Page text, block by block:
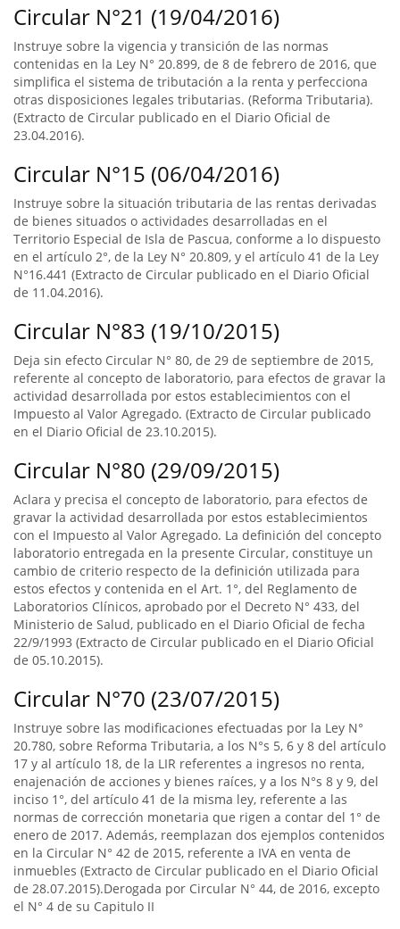
Circular N°21 (19/04/2016)
Instruye sobre la vigencia y transición de las normas
contenidas en la Ley N° 20.899, de 8 de febrero de 2016, que
simplifica el sistema de tributación a la renta y perfecciona
otras disposiciones legales tributarias. (Reforma Tributaria).
(Extracto de Circular publicado en el Diario Oficial de
23.04.2016).
Circular N°15 (06/04/2016)
Instruye sobre la situación tributaria de las rentas derivadas
de bienes situados o actividades desarrolladas en el
Territorio Especial de Isla de Pascua, conforme a lo dispuesto
en el artículo 2°, de la Ley N° 20.809, y el artículo 41 de la Ley
N°16.441 (Extracto de Circular publicado en el Diario Oficial
de 11.04.2016).
Circular N°83 (19/10/2015)
Deja sin efecto Circular N° 80, de 29 de septiembre de 2015,
referente al concepto de laboratorio, para efectos de gravar la
actividad desarrollada por estos establecimientos con el
Impuesto al Valor Agregado. (Extracto de Circular publicado
en el Diario Oficial de 23.10.2015).
Circular N°80 (29/09/2015)
Aclara y precisa el concepto de laboratorio, para efectos de
gravar la actividad desarrollada por estos establecimientos
con el Impuesto al Valor Agregado. La definición del concepto
laboratorio entregada en la presente Circular, constituye un
cambio de criterio respecto de la definición utilizada para
estos efectos y contenida en el Art. 1°, del Reglamento de
Laboratorios Clínicos, aprobado por el Decreto N° 433, del
Ministerio de Salud, publicado en el Diario Oficial de fecha
22/9/1993 (Extracto de Circular publicado en el Diario Oficial
de 05.10.2015).
Circular N°70 (23/07/2015)
Instruye sobre las modificaciones efectuadas por la Ley N°
20.780, sobre Reforma Tributaria, a los N°s 5, 6 y 8 del artículo
17 y al artículo 18, de la LIR referentes a ingresos no renta,
enajenación de acciones y bienes raíces, y a los N°s 8 y 9, del
inciso 1°, del artículo 41 de la misma ley, referente a las
normas de corrección monetaria que rigen a contar del 1° de
enero de 2017. Además, reemplazan dos ejemplos contenidos
en la Circular N° 42 de 2015, referente a IVA en venta de
inmuebles (Extracto de Circular publicado en el Diario Oficial
de 28.07.2015).Derogada por Circular N° 44, de 2016, excepto
el N° 4 de su Capitulo II